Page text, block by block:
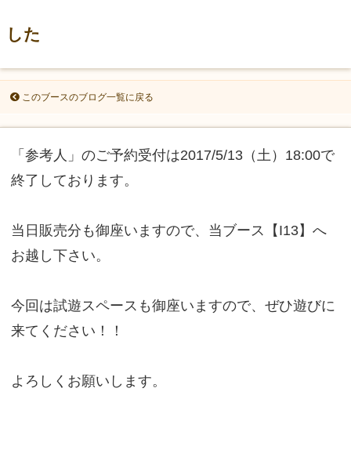
した
このブースのブログ一覧に戻る
「参考人」のご予約受付は2017/5/13（土）18:00で
終了しております。
当日販売分も御座いますので、当ブース【I13】へ
お越し下さい。
今回は試遊スペースも御座いますので、ぜひ遊びに
来てください！！
よろしくお願いします。